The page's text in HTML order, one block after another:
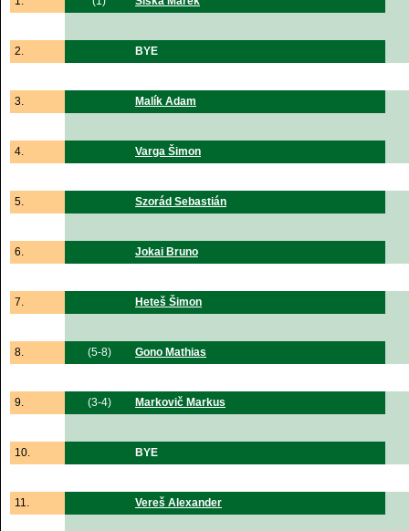
2. BYE
3. Malík Adam
4. Varga Šimon
5. Szorád Sebastián
6. Jokai Bruno
7. Heteš Šimon
8. (5-8) Gono Mathias
9. (3-4) Markovič Markus
10. BYE
11. Vereš Alexander